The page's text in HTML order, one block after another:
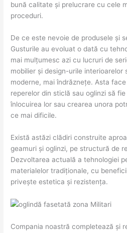
bună calitate și prelucrare cu cele
proceduri.
De ce este nevoie de produsele și
Gusturile au evoluat o dată cu
mai mulțumesc azi cu lucruri de
mobilier și design-urile interioarelor
moderne, mai îndrăznețe. Asta
reperelor din sticlă sau oglinzi să
înlocuirea lor sau crearea unora
ce mai dificile.
Există astăzi clădiri construite
geamuri și oglinzi, pe structură de
Dezvoltarea actuală a tehnologiei
materialelor tradiționale, cu
privește estetica și rezistența.
Compania noastră completează și